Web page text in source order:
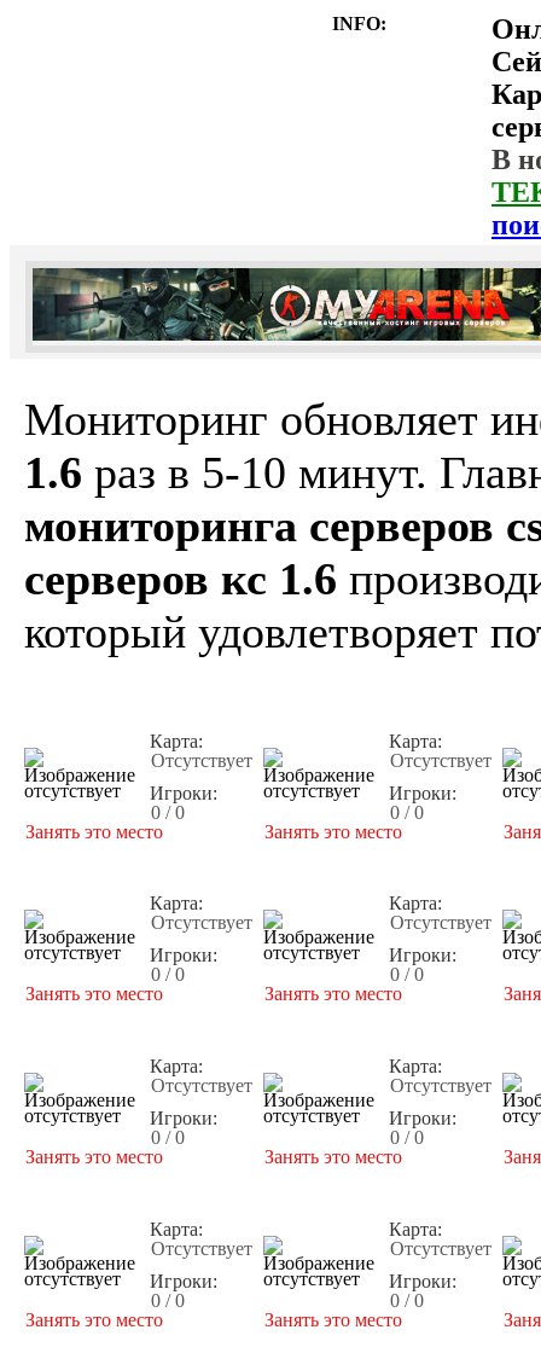
INFO:
В
Мониторинг обновляет
1.6 раз в 5-10 минут.
мониторинга серверов
серверов кс 1.6
который удовлетворяет
Карта:
Отсутствует
Игроки:
0 / 0
Занять это место
Карта:
Отсутствует
Игроки:
0 / 0
Занять это место
Карта:
Отсутствует
Игроки:
0 / 0
Занять это место
Карта:
Отсутствует
Игроки:
0 / 0
Занять это место
Карта:
Отсутствует
Игроки:
0 / 0
Занять это место
Карта:
Отсутствует
Игроки:
0 / 0
Занять это место
Карта:
Отсутствует
Игроки:
0 / 0
Занять это место
Карта:
Отсутствует
Игроки:
0 / 0
Занять это место